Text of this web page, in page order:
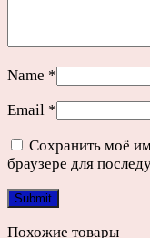
Name *
Email *
Сохранить моё
браузере для
Похожие товары